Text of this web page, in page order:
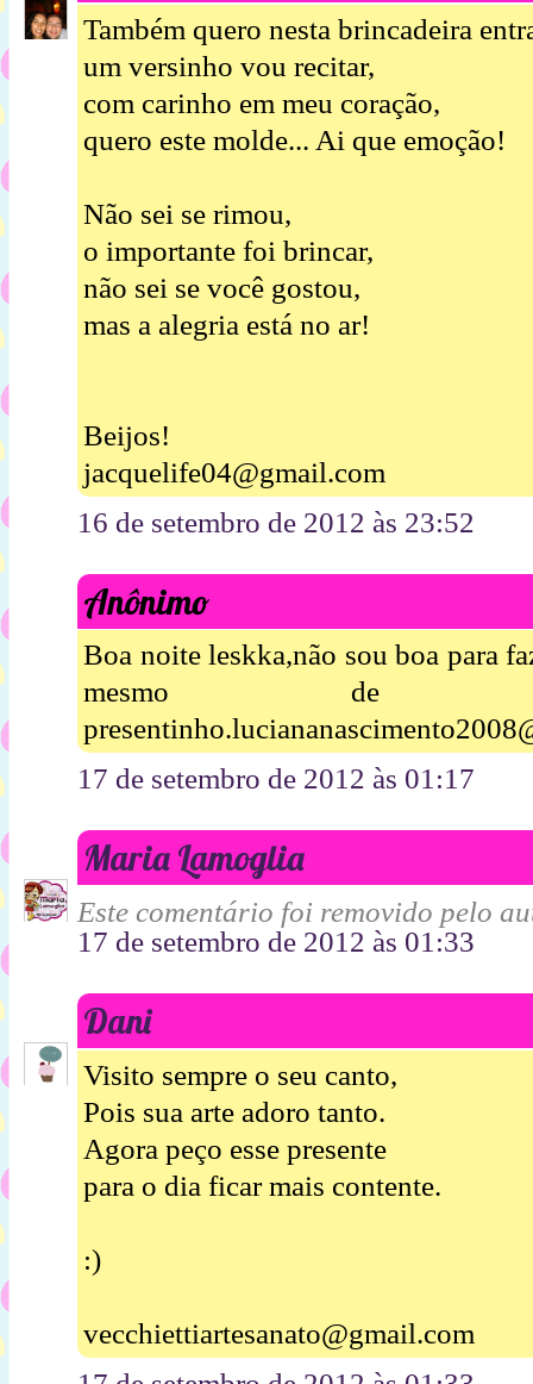
Também quero nesta brincadeira
um versinho vou recitar,
com carinho em meu coração,
quero este molde... Ai que emoção!
Não sei se rimou,
o importante foi brincar,
não sei se você gostou,
mas a alegria está no ar!
Beijos!
jacquelife04@gmail.com
16 de setembro de 2012 às 23:52
Anônimo
Boa noite leskka,não sou boa para
mesmo de
17 de setembro de 2012 às 01:17
Maria Lamoglia
Este comentário foi removido pelo
17 de setembro de 2012 às 01:33
Dani
Visito sempre o seu canto,
Pois sua arte adoro tanto.
Agora peço esse presente
para o dia ficar mais contente.
:)
vecchiettiartesanato@gmail.com